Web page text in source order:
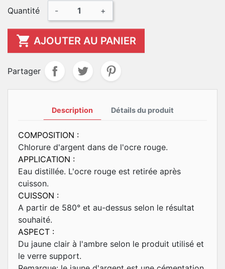
Quantité
- +
 AJOUTER AU PANIER
Partager
Description Détails du produit
COMPOSITION :
Chlorure d'argent dans de l'ocre rouge.
APPLICATION :
Eau distillée. L'ocre rouge est retirée après
cuisson.
CUISSON :
A partir de 580° et au-dessus selon le résultat
souhaité.
ASPECT :
Du jaune clair à l'ambre selon le produit utilisé et
le verre support.